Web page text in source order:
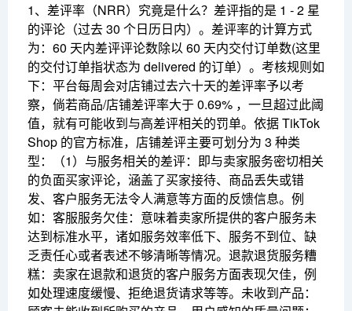
1、差评率（NRR）究竟是什么？ 差评指的是 1 - 2 星
的评论（过去 30 个日历日内）。差评率的计算方式
为：60 天内差评评论数除以 60 天内交付订单数(这里
的交付订单指状态为 delivered 的订单）。 考核规则如
下：平台每周会对店铺过去六十天的差评率予以考
察，倘若商品/店铺差评率大于 0.69% ，一旦超过此阈
值，就有可能收到与高差评相关的罚单。 依据 TikTok
Shop 的官方标准，店铺差评主要可划分为 3 种类
型：
（1）与服务相关的差评：即与卖家服务密切相关
的负面买家评论，涵盖了买家接待、商品丢失或错
发、客户服务无法令人满意等方面的反馈信息。 例
如： 客服服务欠佳：意味着卖家所提供的客户服务未
达到标准水平，诸如服务效率低下、服务不到位、缺
乏责任心或者表述不够清晰等情况。 退款退货服务糟
糕：卖家在退款和退货的客户服务方面表现欠佳，例
如处理速度缓慢、拒绝退货请求等等。 未收到产品：